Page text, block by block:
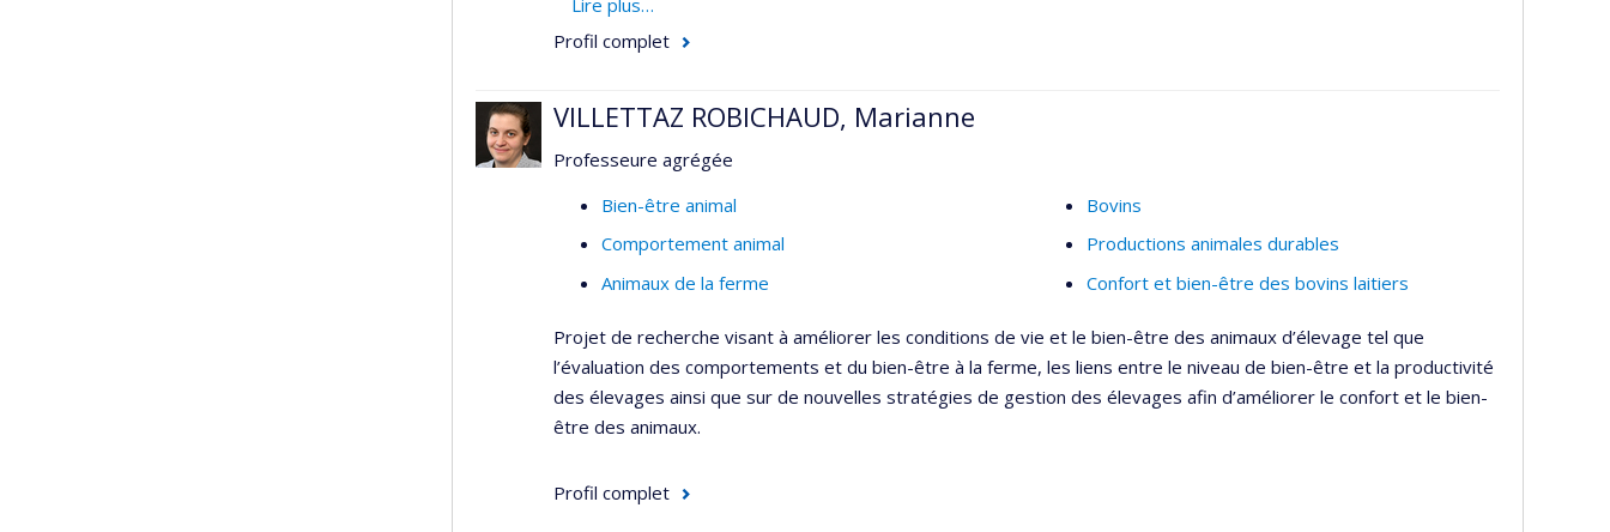
Lire plus…
Profil complet
VILLETTAZ ROBICHAUD, Marianne
Professeure agrégée
Bien-être animal
Comportement animal
Animaux de la ferme
Bovins
Productions animales durables
Confort et bien-être des bovins laitiers
Projet de recherche visant à améliorer les conditions de vie et le bien-être des animaux d’élevage tel que
l’évaluation des comportements et du bien-être à la ferme, les liens entre le niveau de bien-être et la productivité
des élevages ainsi que sur de nouvelles stratégies de gestion des élevages afin d’améliorer le confort et le bien-
être des animaux.
Profil complet